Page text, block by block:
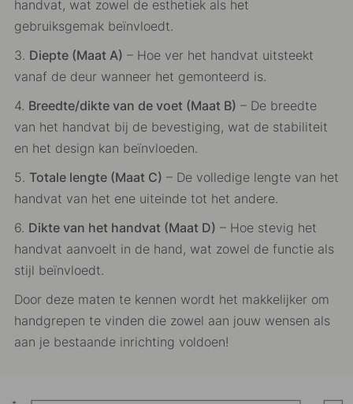
handvat, wat zowel de esthetiek als het
gebruiksgemak beïnvloedt.
3. Diepte (Maat A) – Hoe ver het handvat uitsteekt
vanaf de deur wanneer het gemonteerd is.
4. Breedte/dikte van de voet (Maat B) – De breedte
van het handvat bij de bevestiging, wat de stabiliteit
en het design kan beïnvloeden.
5. Totale lengte (Maat C) – De volledige lengte van het
handvat van het ene uiteinde tot het andere.
6. Dikte van het handvat (Maat D) – Hoe stevig het
handvat aanvoelt in de hand, wat zowel de functie als
stijl beïnvloedt.
Door deze maten te kennen wordt het makkelijker om
handgrepen te vinden die zowel aan jouw wensen als
aan je bestaande inrichting voldoen!